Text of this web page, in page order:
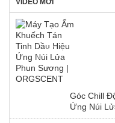
VIDEO MỚI
Góc Chill
Ứng Núi